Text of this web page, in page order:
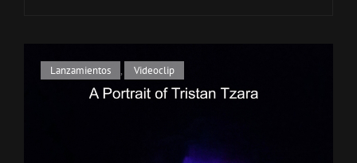
SUPERIORES
(2025)
Enlaces
Lanzamientos , Videoclip